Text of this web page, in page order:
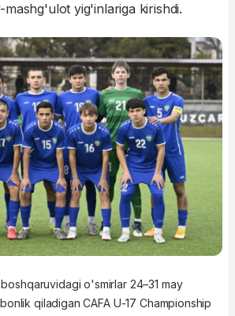
yig'inlariga kirishdi.
o'smirlar 24–31 may
qiladigan CAFA U-17 Championship